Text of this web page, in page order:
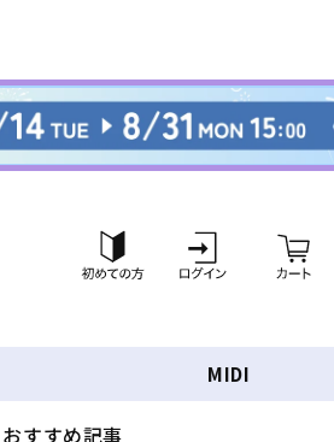
グ
イ
ー
ト
おすすめ記事
MIDI